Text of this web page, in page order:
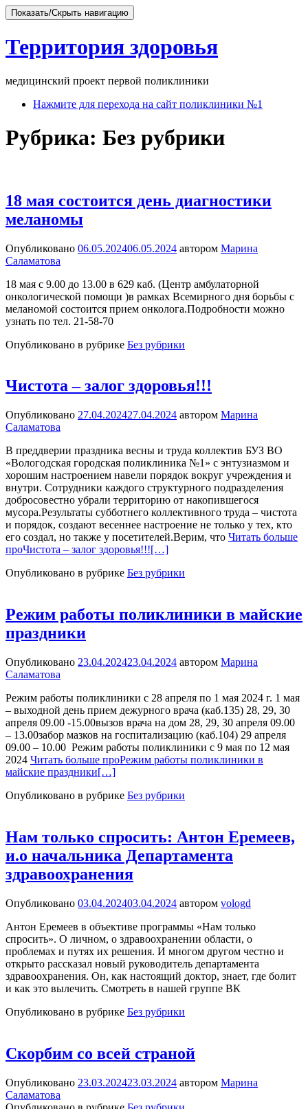
Показать/Скрыть навигацию
Территория здоровья
медицинский проект первой поликлиники
Перейти
содержимому
Нажмите для перехода на сайт поликлиники №1
Рубрика: Без рубрики
18 мая состоится день диагностики
меланомы
Опубликовано 06.05.202406.05.2024 автором Марина
Саламатова
18 мая с 9.00 до 13.00 в 629 каб. (Центр амбулаторной
онкологической помощи )в рамках Всемирного дня борьбы с
меланомой состоится прием онколога.Подробности можно
узнать по тел. 21-58-70
Опубликовано в рубрике Без рубрики
Чистота – залог здоровья!!!
Опубликовано 27.04.202427.04.2024 автором Марина
Саламатова
В преддверии праздника весны и труда коллектив БУЗ ВО
«Вологодская городская поликлиника №1» с энтузиазмом и
хорошим настроением навели порядок вокруг учреждения и
внутри. Сотрудники каждого структурного подразделения
добросовестно убрали территорию от накопившегося
мусора.Результаты субботнего коллективного труда – чистота
и порядок, создают весеннее настроение не только у тех, кто
его создал, но также у посетителей.Верим, что Читать больше
проЧистота – залог здоровья!!![…]
Опубликовано в рубрике Без рубрики
Режим работы поликлиники в майские
праздники
Опубликовано 23.04.202423.04.2024 автором Марина
Саламатова
Режим работы поликлиники с 28 апреля по 1 мая 2024 г. 1 мая
– выходной день прием дежурного врача (каб.135) 28, 29, 30
апреля 09.00 -15.00вызов врача на дом 28, 29, 30 апреля 09.00
– 13.00забор мазков на госпитализацию (каб.104) 29 апреля
09.00 – 10.00 Режим работы поликлиники с 9 мая по 12 мая
2024 Читать больше проРежим работы поликлиники в
майские праздники[…]
Опубликовано в рубрике Без рубрики
Нам только спросить: Антон Еремеев,
и.о начальника Департамента
здравоохранения
Опубликовано 03.04.202403.04.2024 автором vologd
Антон Еремеев в объективе программы «Нам только
спросить». О личном, о здравоохранении области, о
проблемах и путях их решения. И многом другом честно и
открыто рассказал новый руководитель департамента
здравоохранения. Он, как настоящий доктор, знает, где болит
и как это вылечить. Смотреть в нашей группе ВК
Опубликовано в рубрике Без рубрики
Скорбим со всей страной
Опубликовано 23.03.202423.03.2024 автором Марина
Саламатова